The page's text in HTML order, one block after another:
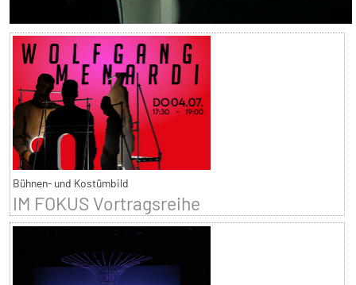
Bühnen- und Kostümbild
IM FOKUS Vortragsreihe